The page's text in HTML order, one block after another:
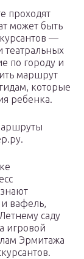
проходят
может быть
—
театральных
по городу и
маршрут
которые
ребенка.
и вафель,
саду
игровой
Эрмитажа